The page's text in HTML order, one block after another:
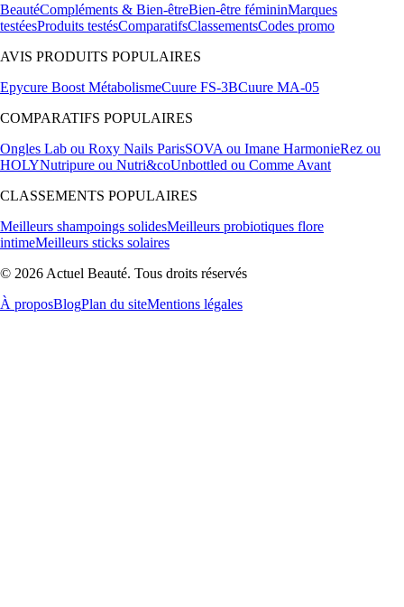
BeautéCompléments & Bien-êtreBien-être fémininMarques
testéesProduits testésComparatifsClassementsCodes promo
AVIS PRODUITS POPULAIRES
Epycure Boost MétabolismeCuure FS-3BCuure MA-05
COMPARATIFS POPULAIRES
Ongles Lab ou Roxy Nails ParisSOVA ou Imane HarmonieRez ou
HOLYNutripure ou Nutri&coUnbottled ou Comme Avant
CLASSEMENTS POPULAIRES
Meilleurs shampoings solidesMeilleurs probiotiques flore
intimeMeilleurs sticks solaires
© 2026 Actuel Beauté. Tous droits réservés
À proposBlogPlan du siteMentions légales